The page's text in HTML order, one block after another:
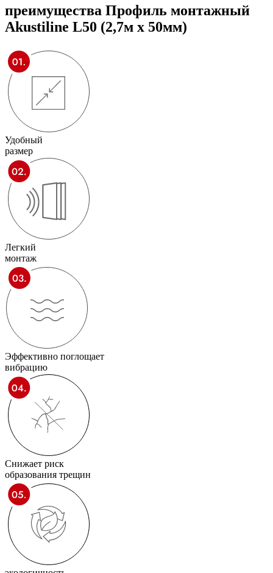
преимущества Профиль монтажный
Akustiline L50 (2,7м х 50мм)
Удобный
размер
Легкий
монтаж
Эффективно поглощает
вибрацию
Снижает риск
образования трещин